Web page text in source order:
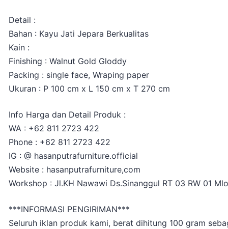
Detail :
Bahan : Kayu Jati Jepara Berkualitas
Kain :
Finishing : Walnut Gold Gloddy
Packing : single face, Wraping paper
Ukuran : P 100 cm x L 150 cm x T 270 cm
Info Harga dan Detail Produk :
WA : +62 811 2723 422
Phone : +62 811 2723 422
IG : @ hasanputrafurniture.official
Website : hasanputrafurniture,com
Workshop : Jl.KH Nawawi Ds.Sinanggul RT 03 RW 01
***INFORMASI PENGIRIMAN***
Seluruh iklan produk kami, berat dihitung 100 gram